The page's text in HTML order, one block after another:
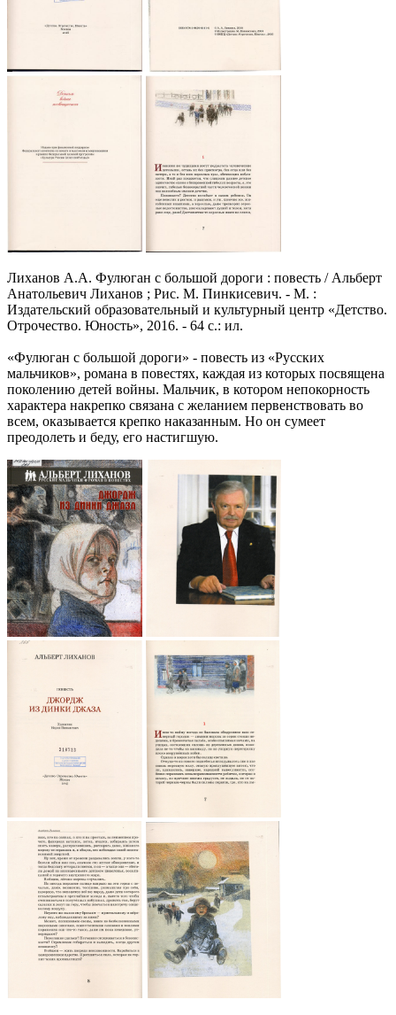
Лиханов А.А. Фулюган с большой дороги : повесть / Альберт
Анатольевич Лиханов ; Рис. М. Пинкисевич. - М. :
Издательский образовательный и культурный центр «Детство.
Отрочество. Юность», 2016. - 64 с.: ил.
«Фулюган с большой дороги» - повесть из «Русских
мальчиков», романа в повестях, каждая из которых посвящена
поколению детей войны. Мальчик, в котором непокорность
характера накрепко связана с желанием первенствовать во
всем, оказывается крепко наказанным. Но он сумеет
преодолеть и беду, его настигшую.